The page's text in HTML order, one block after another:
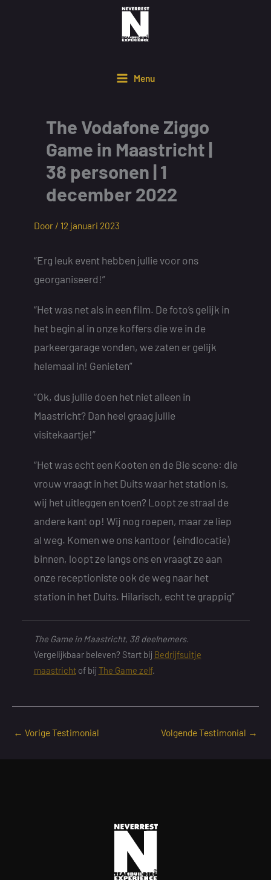
Menu
The Vodafone Ziggo
Game in Maastricht |
38 personen | 1
december 2022
Door / 12 januari 2023
“Erg leuk event hebben jullie voor ons
georganiseerd!”
“Het was net als in een film. De foto’s gelijk in
het begin al in onze koffers die we in de
parkeergarage vonden, we zaten er gelijk
helemaal in! Genieten”
“Ok, dus jullie doen het niet alleen in
Maastricht? Dan heel graag jullie
visitekaartje!”
“Het was echt een Kooten en de Bie scene: die
vrouw vraagt in het Duits waar het station is,
wij het uitleggen en toen? Loopt ze straal de
andere kant op! Wij nog roepen, maar ze liep
al weg. Komen we ons kantoor (eindlocatie)
binnen, loopt ze langs ons en vraagt ze aan
onze receptioniste ook de weg naar het
station in het Duits. Hilarisch, echt te grappig”
The Game in Maastricht, 38 deelnemers.
Vergelijkbaar beleven? Start bij Bedrijfsuitje
maastrichtof bij The Game zelf.
← Vorige Testimonial Volgende Testimonial →